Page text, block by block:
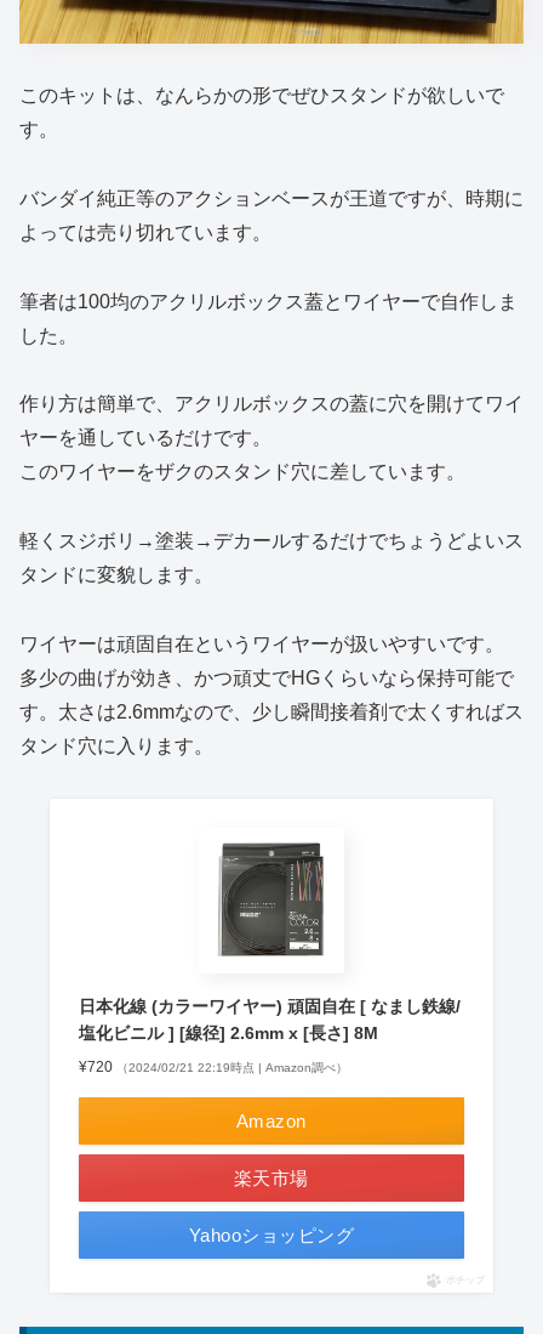
このキットは、なんらかの形でぜひスタンドが欲しいで
す。
バンダイ純正等のアクションベースが王道ですが、時期に
よっては売り切れています。
筆者は100均のアクリルボックス蓋とワイヤーで自作しま
した。
作り方は簡単で、アクリルボックスの蓋に穴を開けてワイ
ヤーを通しているだけです。
このワイヤーをザクのスタンド穴に差しています。
軽くスジボリ→塗装→デカールするだけでちょうどよいス
タンドに変貌します。
ワイヤーは頑固自在というワイヤーが扱いやすいです。
多少の曲げが効き、かつ頑丈でHGくらいなら保持可能で
す。太さは2.6mmなので、少し瞬間接着剤で太くすればス
タンド穴に入ります。
日本化線 (カラーワイヤー) 頑固自在 [ なまし鉄線/
塩化ビニル ] [線径] 2.6mm x [長さ] 8M
¥720 （2024/02/21 22:19時点 | Amazon調べ）
Amazon
楽天市場
Yahooショッピング
ポチップ